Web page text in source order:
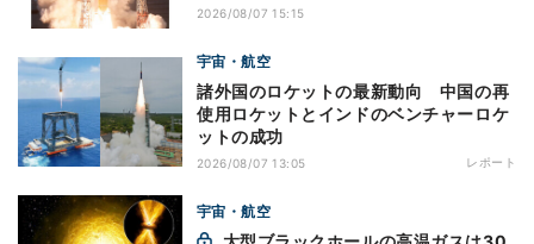
2026/08/07 15:15
宇宙・航空
諸外国のロケットの最新動向 中国の再
使用ロケットとインドのベンチャーロケ
ットの成功
2026/08/07 13:05 レポート
宇宙・航空